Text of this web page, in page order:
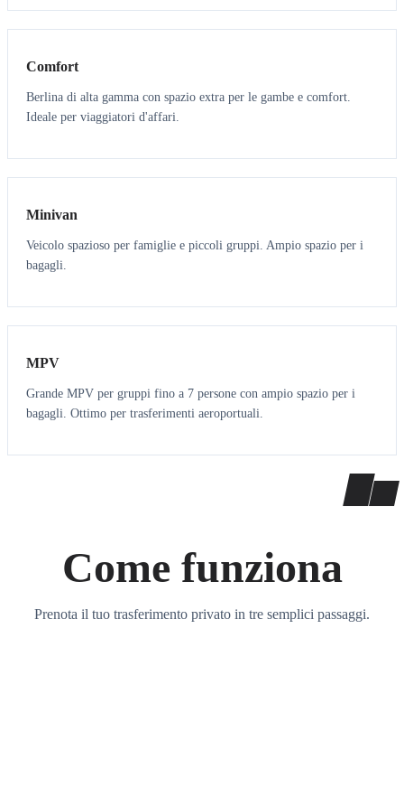
3 3
Comfort
Berlina di alta gamma con spazio extra per le gambe e comfort.
Ideale per viaggiatori d'affari.
6 5
Minivan
Veicolo spazioso per famiglie e piccoli gruppi. Ampio spazio per i
bagagli.
7 7
MPV
Grande MPV per gruppi fino a 7 persone con ampio spazio per i
bagagli. Ottimo per trasferimenti aeroportuali.
Come funziona
Prenota il tuo trasferimento privato in tre semplici passaggi.